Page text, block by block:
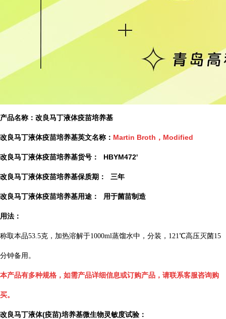
产品名称：改良马丁液体疫苗培养基
改良马丁液体疫苗培养基英文名称： Martin Broth，Modified
改良马丁液体疫苗培养基货号： HBYM472'
改良马丁液体疫苗培养基保质期： 三年
改良马丁液体疫苗培养基用途： 用于菌苗制造
用法：
称取本品53.5克，加热溶解于1000ml蒸馏水中，分装，121℃高压灭菌15
分钟备用。
本产品有多种规格，如需产品详细信息或订购产品，请联系客服咨询购
买。
改良马丁液体(疫苗)培养基微生物灵敏度试验：